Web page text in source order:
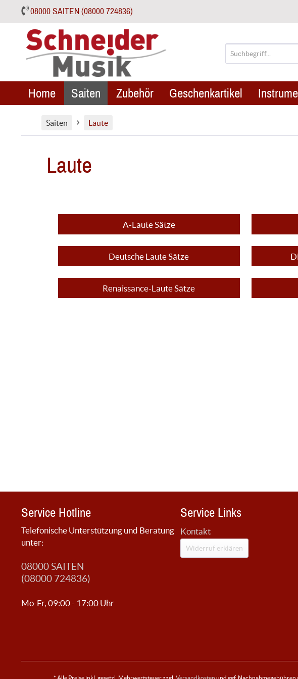
08000 SAITEN (08000 724836)
Home Saiten Zubehör Geschenkartikel
Saiten Laute
Laute
A-Laute Sätze
Deutsche Laute Sätze
Renaissance-Laute Sätze
Service Hotline
Telefonische Unterstützung und Beratung
unter:
08000 SAITEN
(08000 724836)
Mo-Fr, 09:00 - 17:00 Uhr
Service Links
Kontakt
Widerruf erklären